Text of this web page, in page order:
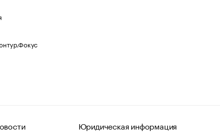
Юридическая информация